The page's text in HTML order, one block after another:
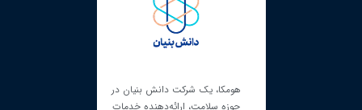
هومکا، یک شرکت دانش بنیان در
حوزه سلامت، ارائه‌دهنده خدمات